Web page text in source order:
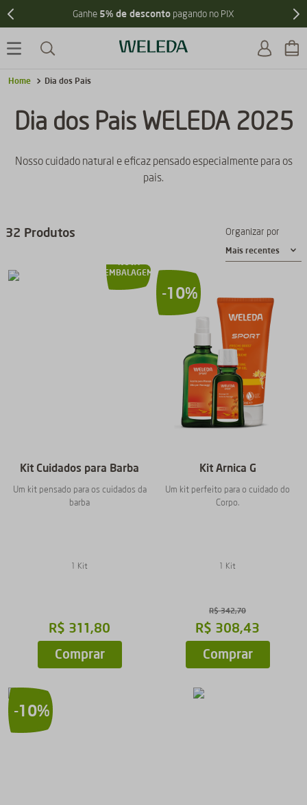
Ganhe 5% de desconto pagando no PIX
Dia dos Pais
Dia dos Pais WELEDA 2025
Nosso cuidado natural e eficaz pensado especialmente para os
pais.
32 Produtos Organizar por
Mais recentes
NOVA
EMBALAGEM
Kit Cuidados para Barba
Um kit pensado para os cuidados da
barba
1 Kit
R$ 311,80
Comprar
-10%
Kit Arnica G
Um kit perfeito para o cuidado do
Corpo.
1 Kit
R$ 342,70
R$ 308,43
Comprar
-10%